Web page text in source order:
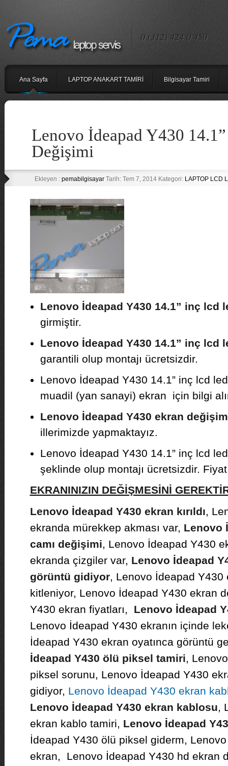
0 (312) 424 0 450
Ana Sayfa LAPTOP ANAKART TAMİRİ Bilgisayar Tamiri
Lenovo İdeapad Y430
Değişimi
Ekleyen : pemabilgisayarTarih: Tem 7, 2014 Kategori: LAPTOP LCD
Lenovo İdeapad Y430 14.1” inç lcd
girmiştir.
Lenovo İdeapad Y430 14.1” inç lcd
garantili olup montajı ücretsizdir.
Lenovo İdeapad Y430 14.1” inç lcd
muadil (yan sanayi) ekran için bilgi
Lenovo İdeapad Y430 ekran
illerimizde yapmaktayız.
Lenovo İdeapad Y430 14.1” inç lcd
şeklinde olup montajı ücretsizdir.
EKRANINIZIN DEĞİŞMESİNİ
Lenovo İdeapad Y430 ekran kırıldı,
ekranda mürekkep akması var, Lenovo
camı değişimi, Lenovo İdeapad Y430
ekranda çizgiler var, Lenovo İdeapad
görüntü gidiyor, Lenovo İdeapad Y430
kitleniyor, Lenovo İdeapad Y430 ekran
Y430 ekran fiyatları, Lenovo İdeapad
Lenovo İdeapad Y430 ekranın içinde
İdeapad Y430 ekran oyatınca görüntü
İdeapad Y430 ölü piksel tamiri,
piksel sorunu, Lenovo İdeapad Y430
gidiyor, Lenovo İdeapad Y430 ekran
Lenovo İdeapad Y430 ekran kablosu,
ekran kablo tamiri, Lenovo İdeapad
İdeapad Y430 ölü piksel giderm,
ekran, Lenovo İdeapad Y430 hd ekran